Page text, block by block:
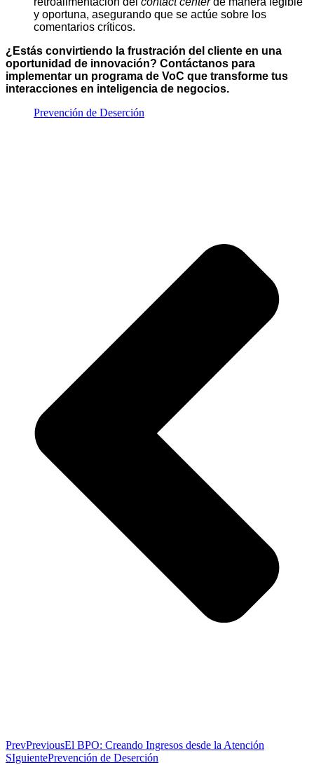
y oportuna, asegurando que se actúe sobre los
comentarios críticos.
¿Estás convirtiendo la frustración del cliente en una
oportunidad de innovación? Contáctanos para
implementar un programa de VoC que transforme tus
interacciones en inteligencia de negocios.
Prevención de Deserción
PrevPreviousEl BPO: Creando Ingresos desde la Atención
SIguientePrevención de Deserción